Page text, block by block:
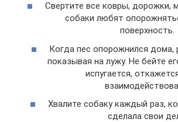
Свертите все ковры, дорожки,
собаки любят
поверхность.
Когда пес опорожнился дома,
показывая на лужу. Не бейте
испугается,
Хвалите собаку каждый раз,
сделала свои